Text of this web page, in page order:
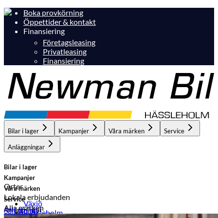
Boka provkörning
Öppettider & kontakt
Finansiering
Företagsleasing
Privatleasing
Finansiering
Bilar i lager Kampanjer Våra märken Service
Anläggningar
Bilar i lager
Orter
Växjö
Hässleholm
Kampanjer
Lokala erbjudanden
Hässleholm
Våra märken
Alla märken
Service
Anläggningar
Sälj din bil